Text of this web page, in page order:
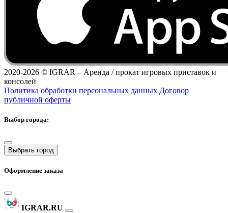
2020-2026 © IGRAR – Аренда / прокат игровых приставок и
консолей
Политика обработки персональных данных Договор
публичной оферты
Выбор города:
Выбрать город
Оформление заказа
IGRAR.RU